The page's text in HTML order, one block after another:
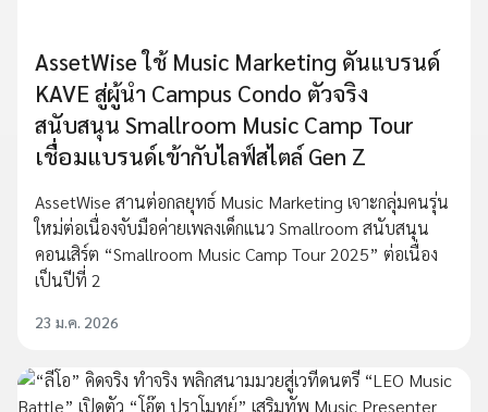
AssetWise ใช้ Music Marketing ดันแบรนด์
KAVE สู่ผู้นำ Campus Condo ตัวจริง
สนับสนุน Smallroom Music Camp Tour
เชื่อมแบรนด์เข้ากับไลฟ์สไตล์ Gen Z
AssetWise สานต่อกลยุทธ์ Music Marketing เจาะกลุ่มคนรุ่น
ใหม่ต่อเนื่องจับมือค่ายเพลงเด็กแนว Smallroom สนับสนุน
คอนเสิร์ต “Smallroom Music Camp Tour 2025” ต่อเนื่อง
เป็นปีที่ 2
23 ม.ค. 2026